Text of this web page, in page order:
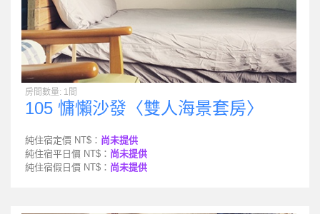
房間數量: 1間
105 慵懶沙發〈雙人海景套房〉
純住宿定價 NT$： 尚未提供
純住宿平日價 NT$： 尚未提供
純住宿假日價 NT$： 尚未提供